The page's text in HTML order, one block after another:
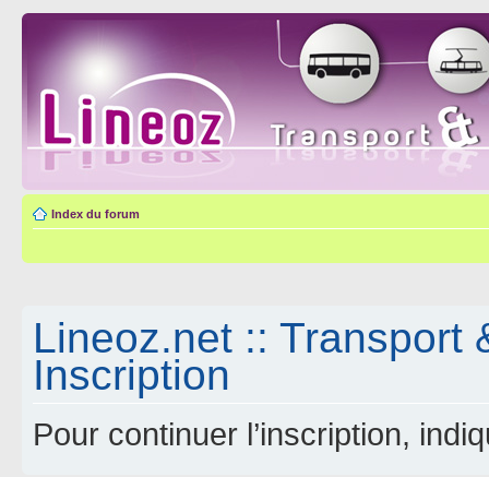
Index du forum
Lineoz.net :: Transport
Inscription
Pour continuer l’inscription,